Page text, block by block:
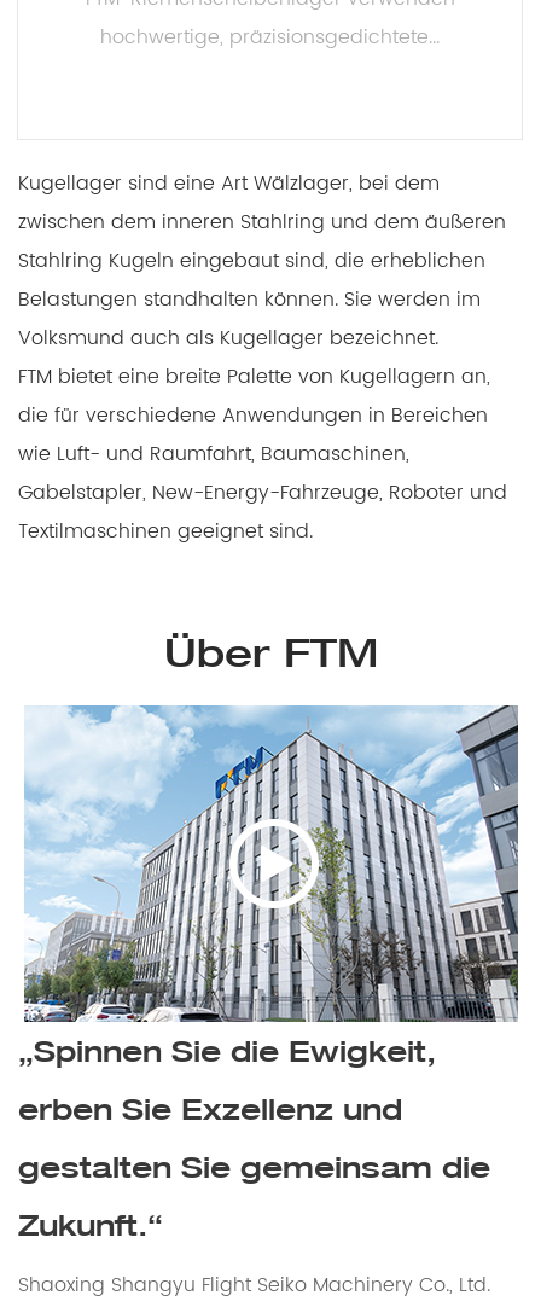
hochwertige, präzisionsgedichtete...
Kugellager sind eine Art Wälzlager, bei dem
zwischen dem inneren Stahlring und dem äußeren
Stahlring Kugeln eingebaut sind, die erheblichen
Belastungen standhalten können. Sie werden im
Volksmund auch als Kugellager bezeichnet.
FTM bietet eine breite Palette von Kugellagern an,
die für verschiedene Anwendungen in Bereichen
wie Luft- und Raumfahrt, Baumaschinen,
Gabelstapler, New-Energy-Fahrzeuge, Roboter und
Textilmaschinen geeignet sind.
Über FTM
>
„Spinnen Sie die Ewigkeit,
erben Sie Exzellenz und
gestalten Sie gemeinsam die
Zukunft.“
Shaoxing Shangyu Flight Seiko Machinery Co., Ltd.